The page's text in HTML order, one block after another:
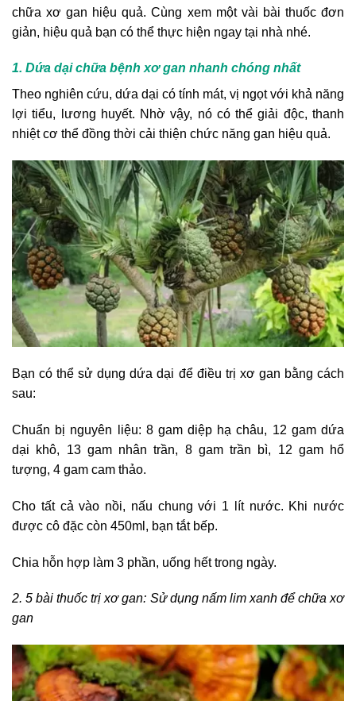
chữa xơ gan hiệu quả. Cùng xem một vài bài thuốc đơn
giản, hiệu quả bạn có thể thực hiện ngay tại nhà nhé.
1. Dứa dại chữa bệnh xơ gan nhanh chóng nhất
Theo nghiên cứu, dứa dại có tính mát, vị ngọt với khả năng
lợi tiểu, lương huyết. Nhờ vậy, nó có thể giải độc, thanh
nhiệt cơ thể đồng thời cải thiện chức năng gan hiệu quả.
Bạn có thể sử dụng dứa dại để điều trị xơ gan bằng cách
sau:
Chuẩn bị nguyên liệu: 8 gam diệp hạ châu, 12 gam dứa
dại khô, 13 gam nhân trần, 8 gam trần bì, 12 gam hổ
tượng, 4 gam cam thảo.
Cho tất cả vào nồi, nấu chung với 1 lít nước. Khi nước
được cô đặc còn 450ml, bạn tắt bếp.
Chia hỗn hợp làm 3 phần, uống hết trong ngày.
2. 5 bài thuốc trị xơ gan: Sử dụng nấm lim xanh để chữa xơ
gan